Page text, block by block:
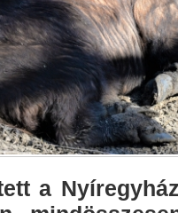
a